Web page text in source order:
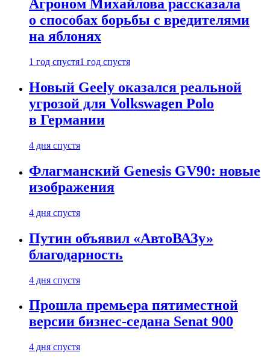
Агроном Михайлова рассказала
о способах борьбы с вредителями
на яблонях
1 год спустя1 год спустя
Новый Geely оказался реальной
угрозой для Volkswagen Polo
в Германии
4 дня спустя
Флагманский Genesis GV90: новые
изображения
4 дня спустя
Путин объявил «АвтоВАЗу»
благодарность
4 дня спустя
Прошла премьера пятиместной
версии бизнес-седана Senat 900
4 дня спустя